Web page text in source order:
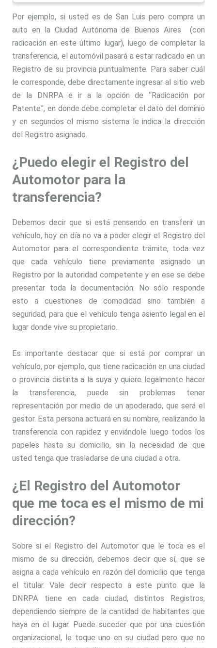
Por ejemplo, si usted es de San Luis pero compra un
auto en la Ciudad Autónoma de Buenos Aires (con
radicación en este último lugar), luego de completar la
transferencia, el automóvil pasará a estar radicado en un
Registro de su provincia puntualmente. Para saber cuál
le corresponde, debe directamente ingresar al sitio web
de la DNRPA e ir a la opción de “Radicación por
Patente”, en donde debe completar el dato del dominio
y en segundos el mismo sistema le indica la dirección
del Registro asignado.
¿Puedo elegir el Registro del
Automotor para la
transferencia?
Debemos decir que si está pensando en transferir un
vehículo, hoy en día no va a poder elegir el Registro del
Automotor para el correspondiente trámite, toda vez
que cada vehículo tiene previamente asignado un
Registro por la autoridad competente y en ese se debe
presentar toda la documentación. No sólo responde
esto a cuestiones de comodidad sino también a
seguridad, para que el vehículo tenga asiento legal en el
lugar donde vive su propietario.
Es importante destacar que si está por comprar un
vehículo, por ejemplo, que tiene radicación en una ciudad
o provincia distinta a la suya y quiere legalmente hacer
la transferencia, puede sin problemas tener
representación por medio de un apoderado, que será el
gestor. Esta persona actuará en su nombre, realizando la
transferencia con rapidez y enviándole luego todos los
papeles hasta su domicilio, sin la necesidad de que
usted tenga que trasladarse de una ciudad a otra.
¿El Registro del Automotor
que me toca es el mismo de mi
dirección?
Sobre si el Registro del Automotor que le toca es el
mismo de su dirección, debemos decir que sí, que se
asigna a cada vehículo en razón del domicilio que tenga
el titular. Vale decir respecto a este punto que la
DNRPA tiene en cada ciudad, distintos Registros,
dependiendo siempre de la cantidad de habitantes que
haya en el lugar. Puede suceder que por una cuestión
organizacional, le toque uno en su ciudad pero que no